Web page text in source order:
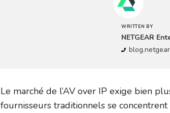
WRITTEN BY
NETGEAR
Le marché de l’AV over IP exige bien
fournisseurs traditionnels se